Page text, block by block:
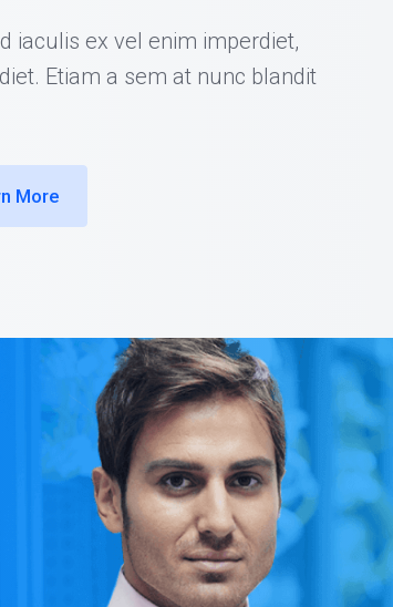
iaculis ex vel enim imperdiet,
Etiam a sem at nunc blandit
More